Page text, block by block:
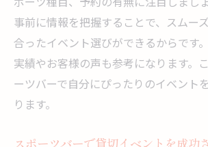
事前に情報を把握することで、スムー
合ったイベント選びができるからです
実績やお客様の声も参考になります。
ーツバーで自分にぴったりのイベント
ります。
スポーツバーで貸切イベントを成功